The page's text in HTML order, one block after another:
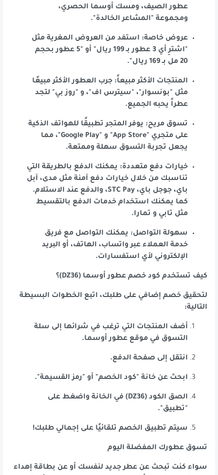
عطور الصيف، ومسك أوسما الحصري،
ومجموعة "المشاعر الخالدة".
عروض خاصة: استفد من العروض المغرية مثل
"اشترِ أي 3 عطور بـ 199 ريال" أو "5 عطور بحجم
20 مل بـ 169 ريال".
المنتجات الأكثر مبيعاً: جرب العطور الأكثر مبيعًا
مثل "بونسوار"، "سيترس اف"، و "روز بي" لتجد
عطراً يحبه الجميع.
تسوق مريح: يوفر المتجر تطبيقًا للهواتف الذكية
على متجري "App Store" و "Google Play"، مما
يجعل تجربة التسوق سهلة وممتعة.
خيارات دفع متعددة: يمكنك الدفع بالطريقة التي
تناسبك من خلال خيارات دفع آمنة مثل مدى، آبل
باي، جوجل باي، STC Pay، والدفع عند الاستلام.
كما يمكنك استخدام خدمات الدفع بالتقسيط
مثل تابي و تمارا.
سهولة التواصل: يمكنك التواصل مع فريق
خدمة العملاء عبر واتساب، الهاتف، أو البريد
الإلكتروني لأي استفسارات.
كيف تستخدم كود خصم عطور أوسما (DZ36)؟
لتحقيق خصم إضافي على طلبك، اتبع الخطوات البسيطة
التالية:
أضف المنتجات التي ترغب في شرائها إلى سلة
التسوق في موقع عطور أوسما.
انتقل إلى صفحة الدفع.
ابحث عن خانة "كود الخصم" أو "رمز القسيمة".
الصق الكود (DZ36) في الخانة واضغط على
"تطبيق".
سيتم تطبيق الخصم تلقائيًا على إجمالي طلبك!
تسوق عطورك المفضلة اليوم
سواء كنت تبحث عن عطر جديد لنفسك أو عن بطاقة إهداء